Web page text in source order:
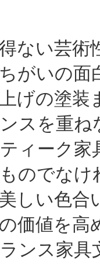
ない芸術
がいの面
げの塗
スを重
ィーク
のでな
しい色合
価値を高
ンス家